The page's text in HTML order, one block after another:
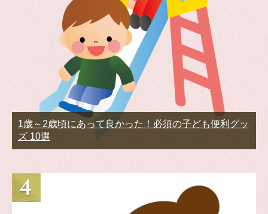
1歳～2歳頃にあって良かった！必須の子ども便利グッ
ズ 10選